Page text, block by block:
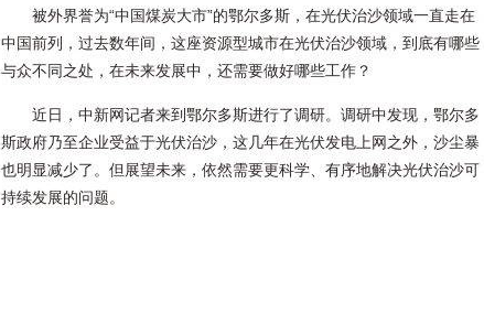
被外界誉为“中国煤炭大市”的鄂尔多斯，在光伏治沙领域一直走在
中国前列，过去数年间，这座资源型城市在光伏治沙领域，到底有哪些
与众不同之处，在未来发展中，还需要做好哪些工作？
近日，中新网记者来到鄂尔多斯进行了调研。调研中发现，鄂尔多
斯政府乃至企业受益于光伏治沙，这几年在光伏发电上网之外，沙尘暴
也明显减少了。但展望未来，依然需要更科学、有序地解决光伏治沙可
持续发展的问题。